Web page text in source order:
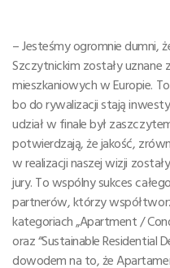
– Jesteśmy ogromnie dumni,
Szczytnickim zostały uznane
mieszkaniowych w Europie.
bo do rywalizacji stają
udział w finale był
potwierdzają, że jakość,
w realizacji naszej wizji
jury. To wspólny sukces
partnerów, którzy
kategoriach „Apartment /
oraz “Sustainable Residential
dowodem na to, że